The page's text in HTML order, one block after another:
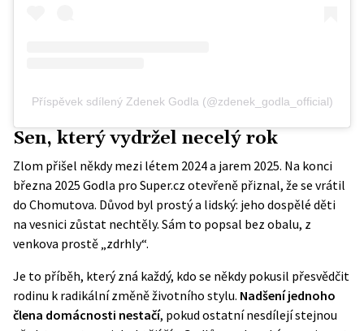
Příspěvek sdílený Zdenek Godla (@zdenek_godla_official)
Sen, který vydržel necelý rok
Zlom přišel někdy mezi létem 2024 a jarem 2025. Na konci
března 2025 Godla pro Super.cz otevřeně přiznal, že se vrátil
do Chomutova. Důvod byl prostý a lidský: jeho dospělé děti
na vesnici zůstat nechtěly. Sám to popsal bez obalu, z
venkova prostě „zdrhly“.
Je to příběh, který zná každý, kdo se někdy pokusil přesvědčit
rodinu k radikální změně životního stylu. Nadšení jednoho
člena domácnosti nestačí, pokud ostatní nesdílejí stejnou